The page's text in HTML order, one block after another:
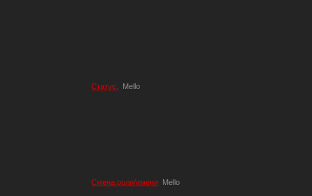
Статус. Mello
Смена роли/имени Mello